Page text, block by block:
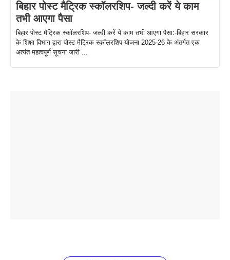
बिहार पोस्ट मैट्रिक स्कॉलरशिप- जल्दी करें ये काम
तभी आएगा पैसा
बिहार पोस्ट मैट्रिक स्कॉलरशिप- जल्दी करें ये काम तभी आएगा पैसा:-बिहार सरकार
के शिक्षा विभाग द्वारा पोस्ट मैट्रिक स्कॉलरशिप योजना 2025-26 के अंतर्गत एक
अत्यंत महत्वपूर्ण सूचना जारी ...